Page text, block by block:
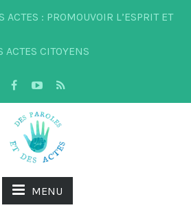
ACTES : PROMOUVOIR L’ESPRIT ET
ACTES CITOYENS
MENU